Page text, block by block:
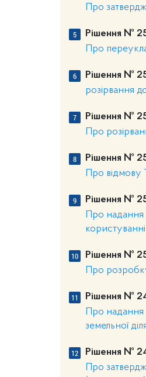
Про
Рішення №
Про
Рішення №
розірвання
Рішення №
Про
Рішення №
Про відмову
Рішення №
Про надання
Рішення №
Про розробку
Рішення №
Про надання
земельної
Рішення №
Про